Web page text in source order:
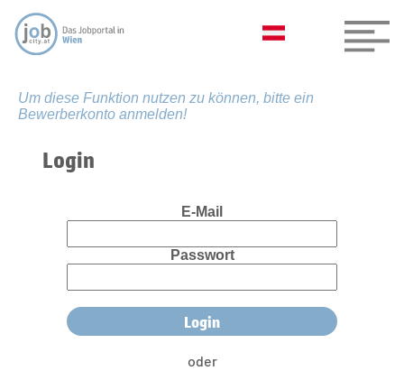
Um diese Funktion nutzen zu können, bitte ein
Bewerberkonto anmelden!
Login
E-Mail
Passwort
oder